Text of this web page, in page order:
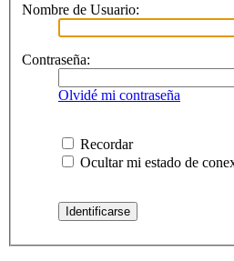
Nombre de Usuario:
Contraseña:
Olvidé mi contraseña
Recordar
Ocultar mi estado de